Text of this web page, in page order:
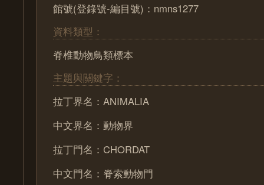
館號(登錄號-編目號)：nmns1277
資料類型：
脊椎動物鳥類標本
主題與關鍵字：
拉丁界名：ANIMALIA
中文界名：動物界
拉丁門名：CHORDAT
中文門名：脊索動物門